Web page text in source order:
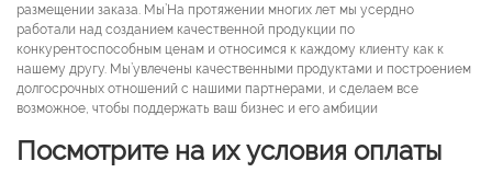
размещении заказа. Мы’На протяжении многих лет мы усердно
работали над созданием качественной продукции по
конкурентоспособным ценам и относимся к каждому клиенту как к
нашему другу. Мы’увлечены качественными продуктами и построением
долгосрочных отношений с нашими партнерами, и сделаем все
возможное, чтобы поддержать ваш бизнес и его амбиции
Посмотрите на их условия оплаты